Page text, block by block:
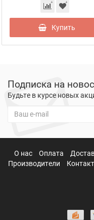
Купить
Подписка на
Будьте в курсе новых
О нас Оплата
Производители